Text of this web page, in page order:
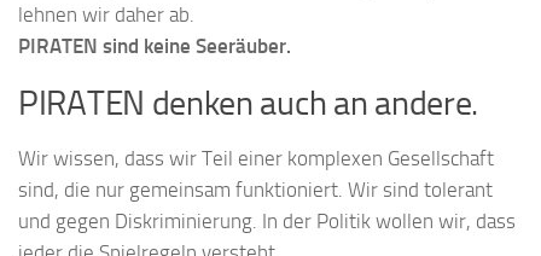
lehnen wir daher ab.
PIRATEN sind keine Seeräuber.
PIRATEN denken auch an andere.
Wir wissen, dass wir Teil einer komplexen Gesellschaft
sind, die nur gemeinsam funktioniert. Wir sind tolerant
und gegen Diskriminierung. In der Politik wollen wir, dass